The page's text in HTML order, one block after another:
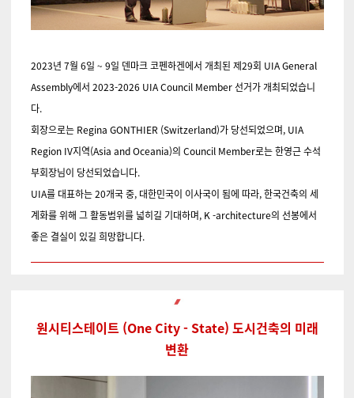
2023년 7월 6일 ~ 9일 덴마크 코펜하겐에서 개최된 제29회 UIA General
Assembly에서 2023-2026 UIA Council Member 선거가 개최되었습니
다.
회장으로는 Regina GONTHIER (Switzerland)가 당선되었으며, UIA
Region IV지역(Asia and Oceania)의 Council Member로는 한영근 수석
부회장님이 당선되었습니다.
UIA를 대표하는 20개국 중, 대한민국이 이사국이 됨에 따라, 한국건축의 세
계화를 위해 그 활동범위를 넓히길 기대하며, K -architecture의 선봉에서
좋은 결실이 있길 희망합니다.
원시티스테이트 (One City - State) 도시건축의 미래
변환